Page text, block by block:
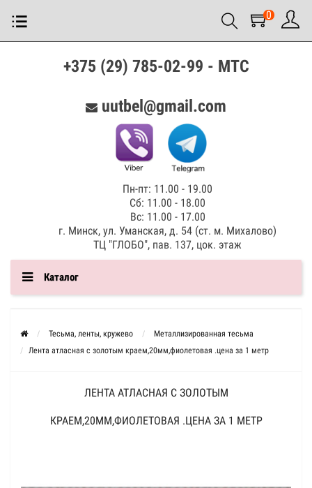
0
+375 (29) 785-02-99 - МТС
uutbel@gmail.com
Пн-пт: 11.00 - 19.00
Сб: 11.00 - 18.00
Вс: 11.00 - 17.00
г. Минск, ул. Уманская, д. 54 (ст. м. Михалово)
ТЦ "ГЛОБО", пав. 137, цок. этаж
Каталог
Тесьма, ленты, кружево
Металлизированная тесьма
Лента атласная с золотым краем,20мм,фиолетовая .цена за 1 метр
ЛЕНТА АТЛАСНАЯ С ЗОЛОТЫМ
КРАЕМ,20ММ,ФИОЛЕТОВАЯ .ЦЕНА ЗА 1 МЕТР